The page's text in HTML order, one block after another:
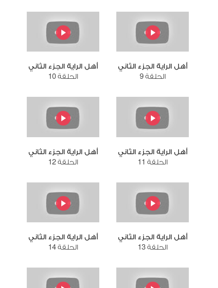
أهل الراية الجزء الثاني
الحلقة 9
أهل الراية الجزء الثاني
الحلقة 10
أهل الراية الجزء الثاني
الحلقة 11
أهل الراية الجزء الثاني
الحلقة 12
أهل الراية الجزء الثاني
الحلقة 13
أهل الراية الجزء الثاني
الحلقة 14